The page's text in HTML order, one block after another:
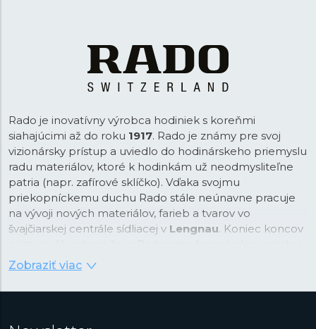
Rado je inovatívny výrobca hodiniek s koreňmi
siahajúcimi až do roku 1917. Rado je známy pre svoj
vizionársky prístup a uviedlo do hodinárskeho priemyslu
radu materiálov, ktoré k hodinkám už neodmysliteľne
patria (napr. zafírové sklíčko). Vďaka svojmu
priekopníckemu duchu Rado stále neúnavne pracuje
na vývoji nových materiálov, farieb a tvarov vo
švajčiarskej centrále sídliacej v Lengnau. Koniec koncov
materiálov“.
Zobraziť viac